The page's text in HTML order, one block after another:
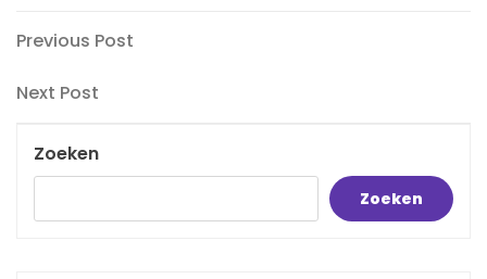
Bericht
navigatie
Previous
Previous Post
Next
Next Post
Zoeken
Zoeken